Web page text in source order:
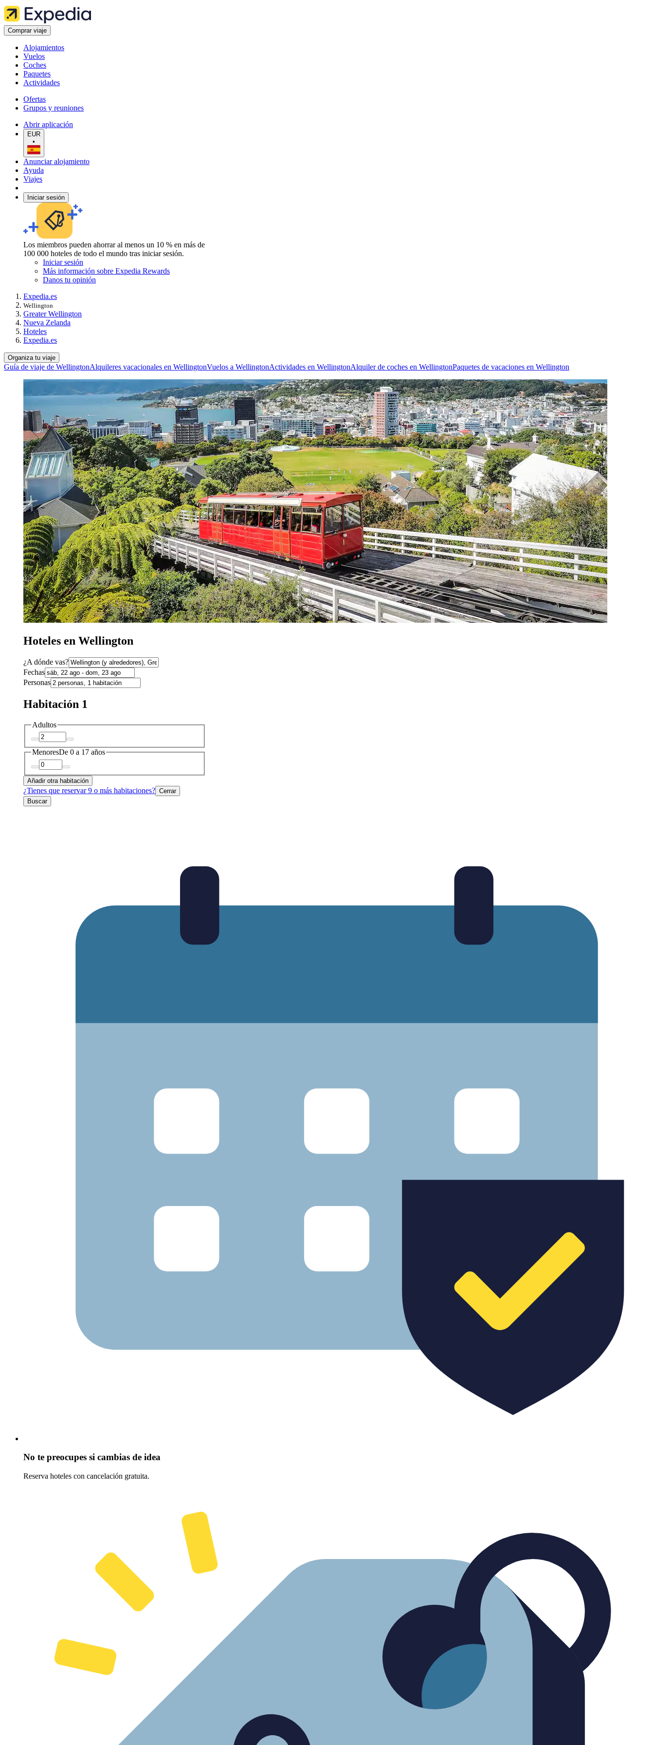
Comprar viaje
Alojamientos
Vuelos
Coches
Paquetes
Actividades
Ofertas
Grupos y reuniones
Abrir aplicación
EUR
•
Anunciar alojamiento
Ayuda
Viajes
Iniciar sesión
Los miembros pueden ahorrar al menos un 10 % en más de
100 000 hoteles de todo el mundo tras iniciar sesión.
Iniciar sesión
Más información sobre Expedia Rewards
Danos tu opinión
Expedia.es
Wellington
Greater Wellington
Nueva Zelanda
Hoteles
Expedia.es
Organiza tu viaje
Guía de viaje de WellingtonAlquileres vacacionales en WellingtonVuelos a WellingtonActividades en WellingtonAlquiler de coches en WellingtonPaquetes de vacaciones en Wellington
Hoteles en Wellington
¿A dónde vas?
Fechas
Personas
Habitación 1
Adultos
MenoresDe 0 a 17 años
Añadir otra habitación
¿Tienes que reservar 9 o más habitaciones? Cerrar
Buscar
No te preocupes si cambias de idea
Reserva hoteles con cancelación gratuita.